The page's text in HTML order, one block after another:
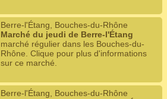
Berre-l'Étang, Bouches-du-Rhône
Marché du jeudi de Berre-l'Étang
marché régulier dans les Bouches-du-
Rhône. Clique pour plus d'informations
sur ce marché.
Berre-l'Étang, Bouches-du-Rhône